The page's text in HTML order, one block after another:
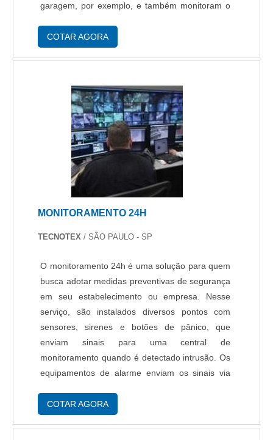
garagem, por exemplo, e também monitoram o
Vantagens da portaria virtual preço Com a ....
COTAR AGORA
MONITORAMENTO 24H
TECNOTEX / SÃO PAULO - SP
O monitoramento 24h é uma solução para quem
busca adotar medidas preventivas de segurança
em seu estabelecimento ou empresa. Nesse
serviço, são instalados diversos pontos com
sensores, sirenes e botões de pânico, que
enviam sinais para uma central de
monitoramento quando é detectado intrusão. Os
equipamentos de alarme enviam os sinais via
características do serviço de monitoramento 24h
COTAR AGORA